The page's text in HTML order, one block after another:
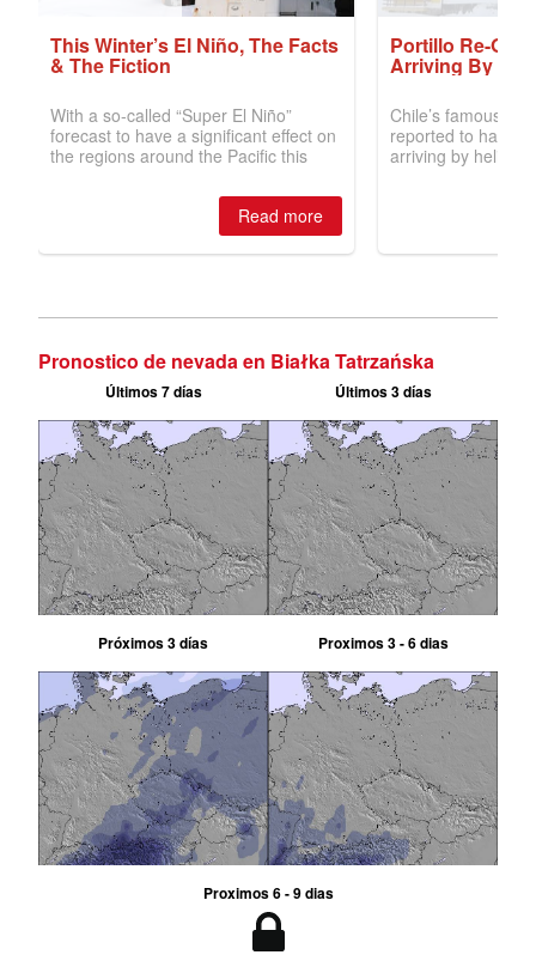
Pronostico de nevada en Białka Tatrzańska
Últimos 7 días Últimos 3 días
Próximos 3 días Proximos 3 - 6 dias
Proximos 6 - 9 dias